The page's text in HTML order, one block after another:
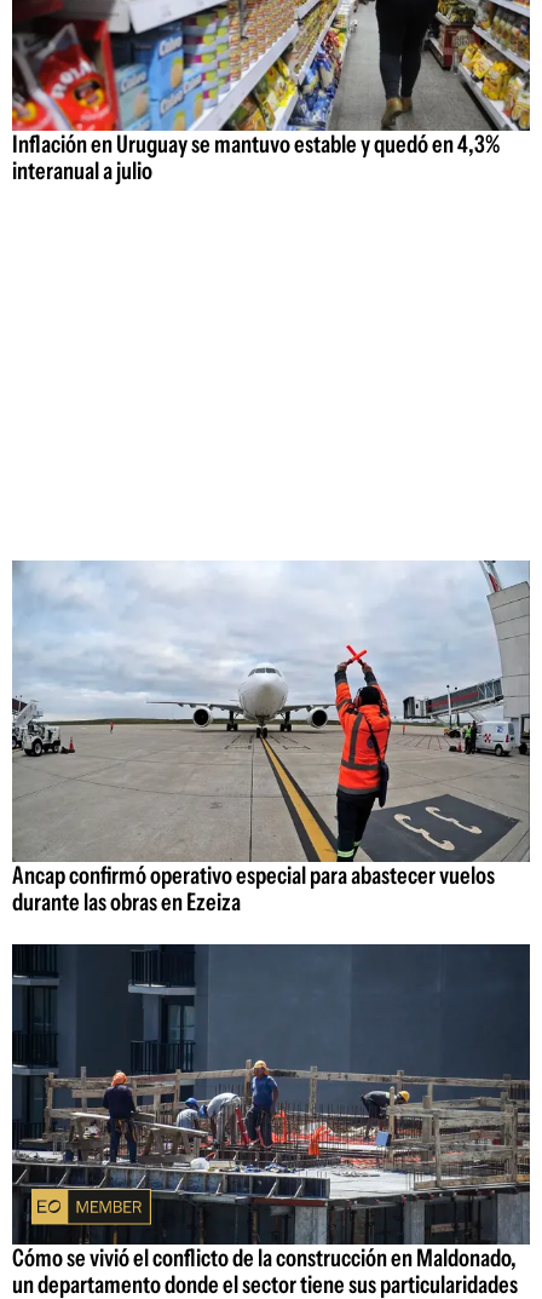
Inflación en Uruguay se mantuvo estable y quedó en 4,3%
interanual a julio
Ancap confirmó operativo especial para abastecer vuelos
durante las obras en Ezeiza
Cómo se vivió el conflicto de la construcción en Maldonado,
un departamento donde el sector tiene sus particularidades